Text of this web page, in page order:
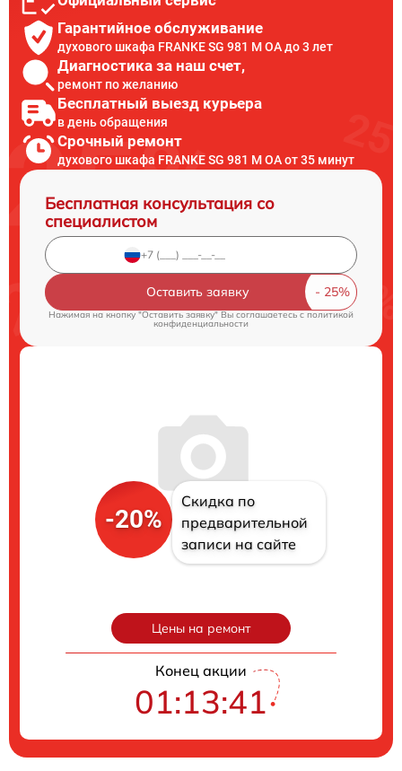
Гарантийное обслуживание
духового шкафа FRANKE SG 981 M OA до 3 лет
Диагностика за наш счет,
ремонт по желанию
Бесплатный выезд курьера
в день обращения
Срочный ремонт
духового шкафа FRANKE SG 981 M OA от 35 минут
Бесплатная консультация со
специалистом
Оставить заявку
Нажимая на кнопку "Оставить заявку" Вы соглашаетесь cполитикой
конфиденциальности
-20%
Скидка по
предварительной
записи на сайте
Цены на ремонт
Конец акции
01:13:40